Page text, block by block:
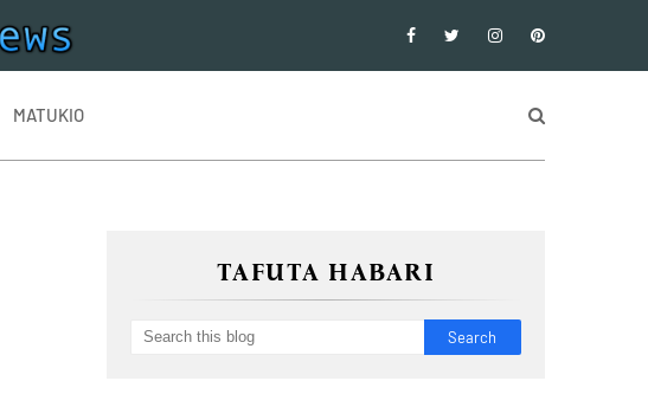
MATUKIO
TAFUTA HABARI